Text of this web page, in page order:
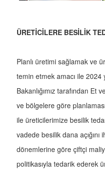
ÜRETİCİLERE BESİLİK
Planlı üretimi sağlamak ve
temin etmek amacı ile 2024
Bakanlığımız tarafından
ve bölgelere göre
ile üreticilerimize besilik
vadede besilik dana
dönemlerine göre çiftçi
politikasıyla tedarik ederek